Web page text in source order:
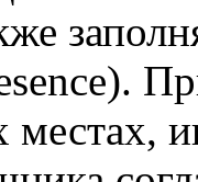
местах,